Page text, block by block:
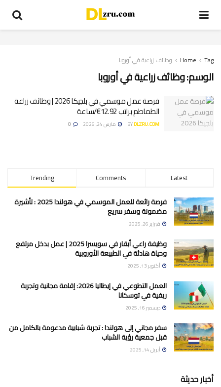
Home Tag وظائف زراعية في أوروبا
الوسم:وظائف زراعية في أوروبا
فرصة عمل موسمي في بلجيكا 2026 | وظائف زراعة
الطماطم براتب 12.92€/ساعة
BYDLZRU.COM مارس 24, 2026
Trending Comments Latest
فرصة رائعة للعمل الموسمي في هولندا 2025 : تأشيرة
مضمونة وسفر سريع
فبراير 26, 2025
وظيفة راعي أبقار في سويسرا 2025 | عمل بدخل مرتفع
وحياة هادئة في الطبيعة الأوروبية
أكتوبر 13, 2025
العمل التطوعي في إيطاليا 2026: إقامة مجانية وتجربة
ريفية في توسكانا
ديسمبر 16, 2025
سفر مجاني إلى هولندا : تجربة شبابية مدعومة بالكامل من
قبل جمعية رؤية الشباب
أبريل 14, 2025
أخبار حديثة